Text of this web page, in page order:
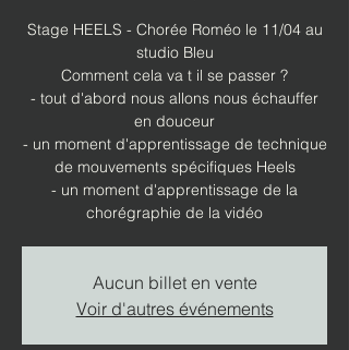
Stage HEELS - Chorée Roméo le 11/04 au
studio Bleu
Comment cela va t il se passer ?
- tout d'abord nous allons nous échauffer
en douceur
- un moment d'apprentissage de technique
de mouvements spécifiques Heels
- un moment d'apprentissage de la
chorégraphie de la vidéo
Aucun billet en vente
Voir d'autres événements